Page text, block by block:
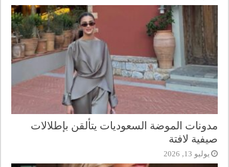
مدونات الموضة السعوديات يتألقن بإطلالات
صيفية لافتة
يوليو 13, 2026